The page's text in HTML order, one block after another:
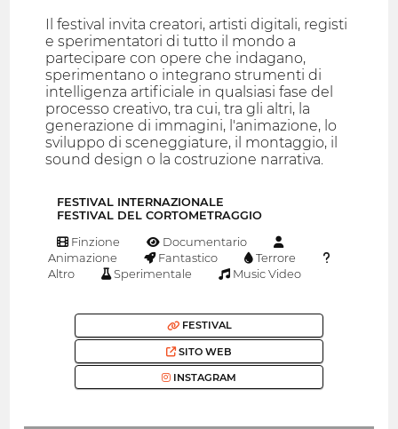
Il festival invita creatori, artisti digitali, registi
e sperimentatori di tutto il mondo a
partecipare con opere che indagano,
sperimentano o integrano strumenti di
intelligenza artificiale in qualsiasi fase del
processo creativo, tra cui, tra gli altri, la
generazione di immagini, l'animazione, lo
sviluppo di sceneggiature, il montaggio, il
sound design o la costruzione narrativa.
FESTIVAL INTERNAZIONALE
FESTIVAL DEL CORTOMETRAGGIO
Finzione
Documentario
Animazione
Fantastico
Terrore
Altro
Sperimentale Music Video
FESTIVAL
SITO WEB
INSTAGRAM